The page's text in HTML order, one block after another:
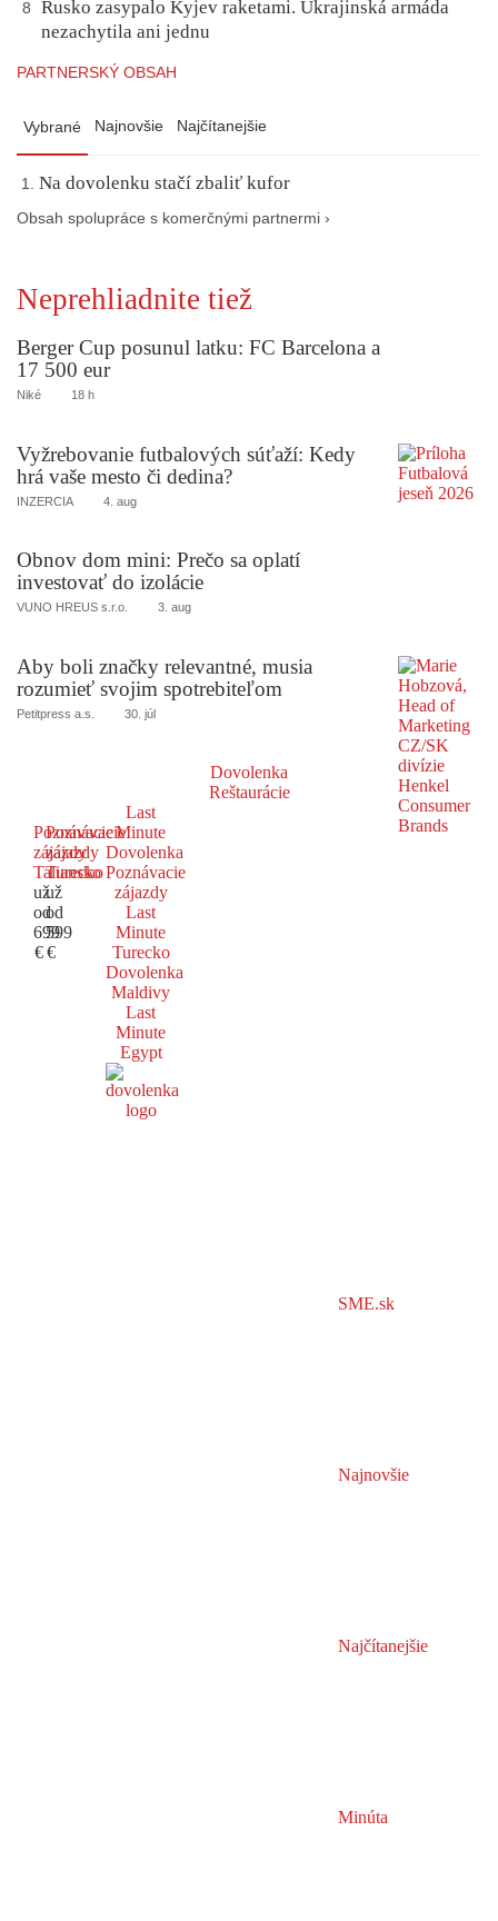
8
Rusko zasypalo Kyjev raketami. Ukrajinská armáda
nezachytila ani jednu
PARTNERSKÝ OBSAH
Vybrané Najnovšie Najčítanejšie
Na dovolenku stačí zbaliť kufor
Obsah spolupráce s komerčnými partnermi ›
Neprehliadnite tiež
Berger Cup posunul latku: FC Barcelona a
17 500 eur
Niké 18 h
Vyžrebovanie futbalových súťaží: Kedy
hrá vaše mesto či dedina?
INZERCIA 4. aug
Obnov dom mini: Prečo sa oplatí
investovať do izolácie
VUNO HREUS s.r.o. 3. aug
Aby boli značky relevantné, musia
rozumieť svojim spotrebiteľom
Petitpress a.s. 30. júl
Dovolenka
Reštaurácie
Poznávacie
zájazdy
Taliansko
už
od
699
€
Poznávacie
zájazdy
Turecko
už
od
599
€
Last
Minute
Dovolenka
Poznávacie
zájazdy
Last
Minute
Turecko
Dovolenka
Maldivy
Last
Minute
Egypt
SME.sk
Najnovšie
Najčítanejšie
Minúta